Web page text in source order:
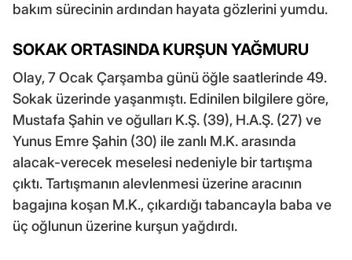
bakım sürecinin ardından hayata gözlerini yumdu.
SOKAK ORTASINDA KURŞUN YAĞMURU
Olay, 7 Ocak Çarşamba günü öğle saatlerinde 49.
Sokak üzerinde yaşanmıştı. Edinilen bilgilere göre,
Mustafa Şahin ve oğulları K.Ş. (39), H.A.Ş. (27) ve
Yunus Emre Şahin (30) ile zanlı M.K. arasında
alacak-verecek meselesi nedeniyle bir tartışma
çıktı. Tartışmanın alevlenmesi üzerine aracının
bagajına koşan M.K., çıkardığı tabancayla baba ve
üç oğlunun üzerine kurşun yağdırdı.